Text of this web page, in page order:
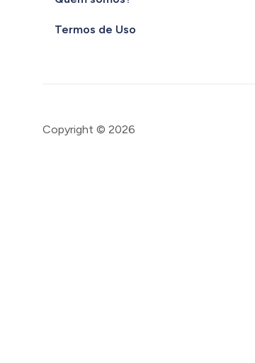
Termos de Uso
Copyright © 2026